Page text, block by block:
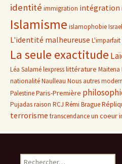
identité immigration intégration
Islamisme islamophobieIsrael
L'identité malheureuse L'imparfait
La seule exactitude
Léa Salamélexpresslittérature Maitena
nationalitéNaulleau Nous autres
PalestineParis-Première
Pujadasraison RCJ Rémi Brague
terrorisme transcendanceun coeur
Rechercher :